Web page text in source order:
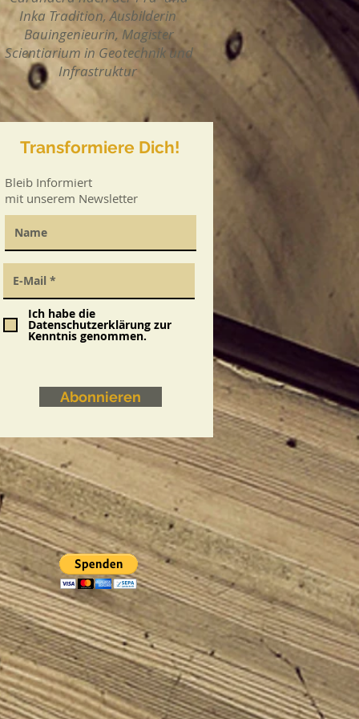
Inka Tradition,Ausbilderin
Bauingenieurin, Magister
Scientiarium in Geotechnik und
Infrastruktur
Transformiere Dich!
Bleib Informiert
mit unserem Newsletter
Ich habe die
Datenschutzerklärung zur
Kenntnis genommen.
Abonnieren